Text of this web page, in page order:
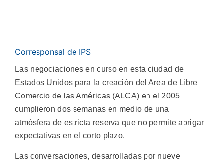
Corresponsal de IPS
Las negociaciones en curso en esta ciudad de
Estados Unidos para la creación del Area de Libre
Comercio de las Américas (ALCA) en el 2005
cumplieron dos semanas en medio de una
atmósfera de estricta reserva que no permite abrigar
expectativas en el corto plazo.
Las conversaciones, desarrolladas por nueve